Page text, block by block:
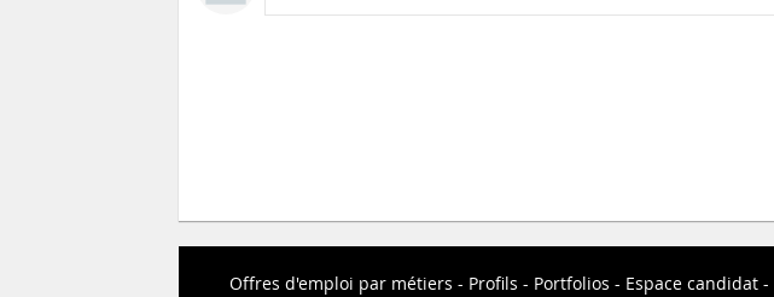
Offres d'emploi par métiers Profils Portfolios Espace candidat